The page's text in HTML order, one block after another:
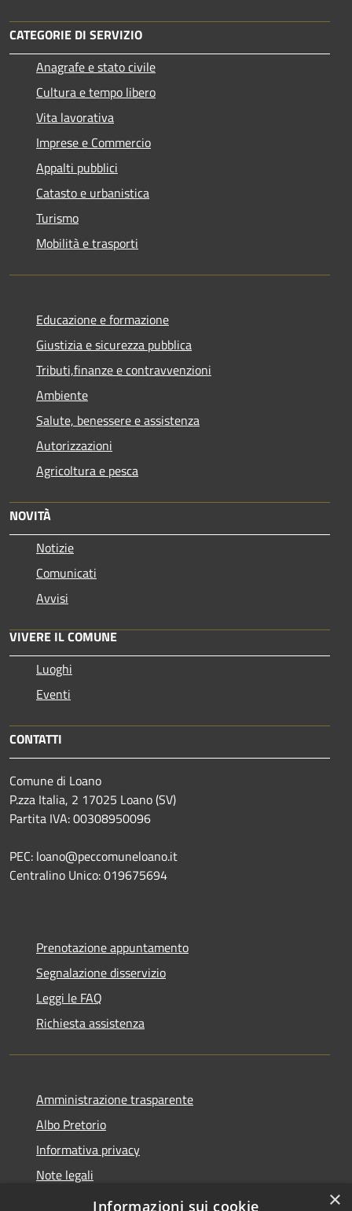
CATEGORIE DI SERVIZIO
Anagrafe e stato civile
Cultura e tempo libero
Vita lavorativa
Imprese e Commercio
Appalti pubblici
Catasto e urbanistica
Turismo
Mobilità e trasporti
Educazione e formazione
Giustizia e sicurezza pubblica
Tributi,finanze e contravvenzioni
Ambiente
Salute, benessere e assistenza
Autorizzazioni
Agricoltura e pesca
NOVITÀ
Notizie
Comunicati
Avvisi
VIVERE IL COMUNE
Luoghi
Eventi
CONTATTI
Comune di Loano
P.zza Italia, 2 17025 Loano (SV)
Partita IVA: 00308950096
PEC: loano@peccomuneloano.it
Centralino Unico: 019675694
Prenotazione appuntamento
Segnalazione disservizio
Leggi le FAQ
Richiesta assistenza
Amministrazione trasparente
Albo Pretorio
Informativa privacy
Note legali
Dichiarazione di accessibilità
×
Informazioni sui cookie